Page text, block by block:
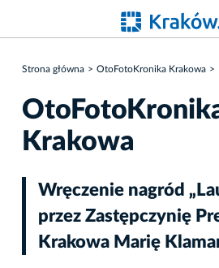
Strona główna OtoFotoKronika Krakowa
Krakowa
Wręczenie nagród
przez Zastępczynię
Krakowa Marię